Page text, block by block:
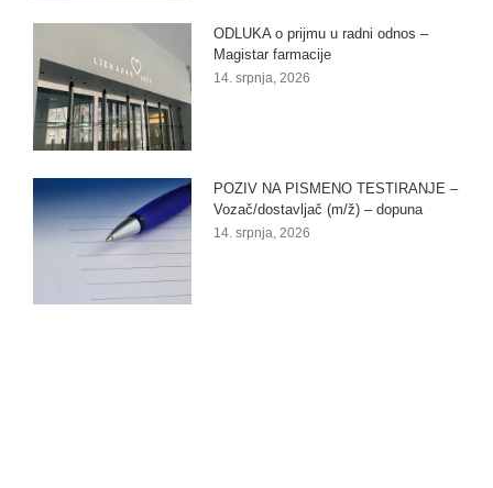
ODLUKA o prijmu u radni odnos –
Magistar farmacije
14. srpnja, 2026
POZIV NA PISMENO TESTIRANJE –
Vozač/dostavljač (m/ž) – dopuna
14. srpnja, 2026